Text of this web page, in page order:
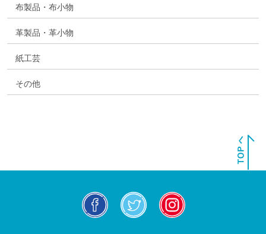
布製品・布小物
革製品・革小物
紙工芸
その他